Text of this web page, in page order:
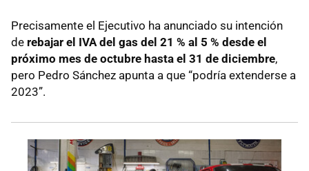
Precisamente el Ejecutivo ha anunciado su intención
de rebajar el IVA del gas del 21 % al 5 % desde el
próximo mes de octubre hasta el 31 de diciembre,
pero Pedro Sánchez apunta a que “podría extenderse a
2023”.